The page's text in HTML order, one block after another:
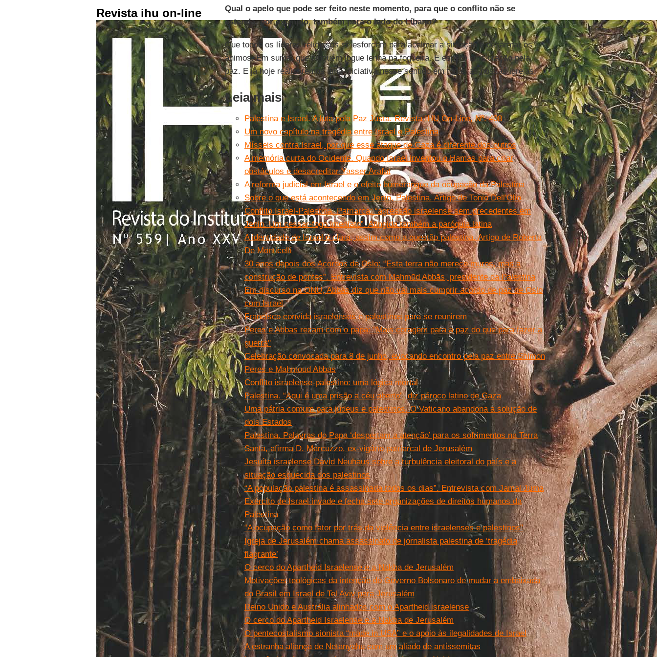
Revista ihu on-line
Qual o apelo que pode ser feito neste momento, para que o conflito não se
estenda, por exemplo, também para o lado do Líbano?
Que todos os líderes religiosos se esforcem para acalmar a situação e desarmar os
ânimos. Em suma, que ninguém jogue lenha na fogueira. E espero uma oração pela
paz. E já hoje realizaremos uma iniciativa nesse sentido em todas as nossas igrejas.
Leia mais
Palestina e Israel. A luta pela Paz Justa. Revista IHU On-Line, Nº. 408
Um novo capítulo na tragédia entre Israel e Palestina
Mísseis contra Israel, por que esse ataque de Gaza é diferente dos outros
A memória curta do Ocidente. Quando Israel inventou o Hamas para criar
obstáculos e desacreditar Yasser Arafat
A reforma judicial em Israel e o efeito bumerangue da ocupação da Palestina
Sobre o que está acontecendo em Jenin, Palestina. Artigo de Tonio Dell'Olio
Conflito Israel-Palestina. Patriarca: “agressão israelense sem precedentes em
Jenin. Um cessar-fogo imediato”. Atingida também a paróquia latina
A identidade de Israel é clara, assim como a questão palestina. Artigo de Roberta
De Monticelli
30 anos depois dos Acordos de Oslo: “Esta terra não merece muros, mas a
construção de pontes”. Entrevista com Mahmūd Abbās, presidente da Palestina
Em discurso na ONU, Abbas diz que não vai mais cumprir acordo de paz de Oslo
com Israel
Francisco convida israelenses e palestinos para se reunirem
Peres e Abbas rezam com o papa: ''Mais coragem para a paz do que para fazer a
guerra''
Celebração convocada para 8 de junho, evocando encontro pela paz entre Shimon
Peres e Mahmoud Abbas
Conflito israelense-palestino: uma lógica mortal
Palestina. “Aqui é uma prisão a céu aberto”, diz pároco latino de Gaza
Uma pátria comum para judeus e palestinos. O Vaticano abandona a solução de
dois Estados
Palestina. Palavras do Papa ‘despertam a atenção’ para os sofrimentos na Terra
Santa, afirma D. Marcuzzo, ex-vigário patriarcal de Jerusalém
Jesuíta israelense David Neuhaus sobre a turbulência eleitoral do país e a
situação esquecida dos palestinos
“A população palestina é assassinada todos os dias”. Entrevista com Jamal Juma
Exército de Israel invade e fecha sete organizações de direitos humanos da
Palestina
“A ocupação como fator por trás da violência entre israelenses e palestinos”
Igreja de Jerusalém chama assassinato de jornalista palestina de ‘tragédia
flagrante’
O cerco do Apartheid Israelense e a Nakba de Jerusalém
Motivações teológicas da intenção do Governo Bolsonaro de mudar a embaixada
do Brasil em Israel de Tel Aviv para Jerusalém
Reino Unido e Austrália alinhados com o Apartheid israelense
O cerco do Apartheid Israelense e a Nakba de Jerusalém
O pentecostalismo sionista “made in USA” e o apoio às ilegalidades de Israel
A estranha aliança de Netanyahu com um aliado de antissemitas